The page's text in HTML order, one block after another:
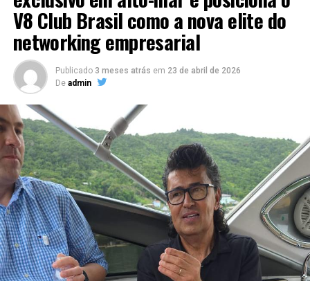
Entre os principais resultados da concessionária está a
redução de 16% na captação de água de poço na loja de
V8 Club Brasil como a nova elite do
networking empresarial
Publicado 3 meses atrás em 23 de abril de 2026
De admin